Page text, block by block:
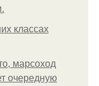
классах
марсоход
очередную